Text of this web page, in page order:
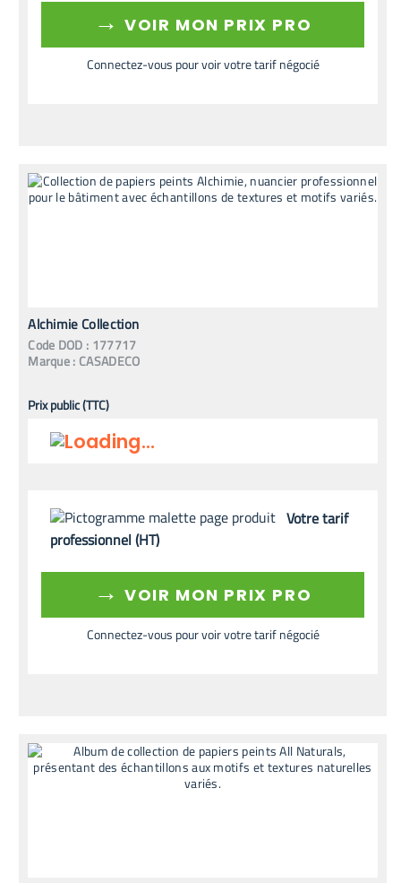
→ VOIR MON PRIX PRO
Connectez-vous pour voir votre tarif négocié
Alchimie Collection
Code DOD : 177717
Marque : CASADECO
Prix public (TTC)
Votre tarif
professionnel (HT)
→ VOIR MON PRIX PRO
Connectez-vous pour voir votre tarif négocié